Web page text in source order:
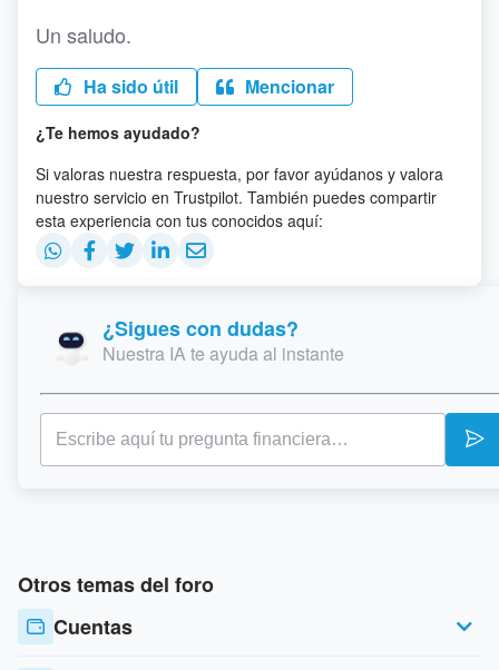
Un saludo.
Ha sido útil Mencionar
¿Te hemos ayudado?
Si valoras nuestra respuesta, por favor ayúdanos y valora
nuestro servicio en Trustpilot. También puedes compartir
esta experiencia con tus conocidos aquí:
¿Sigues con dudas?
Nuestra IA te ayuda al instante
Otros temas del foro
Cuentas